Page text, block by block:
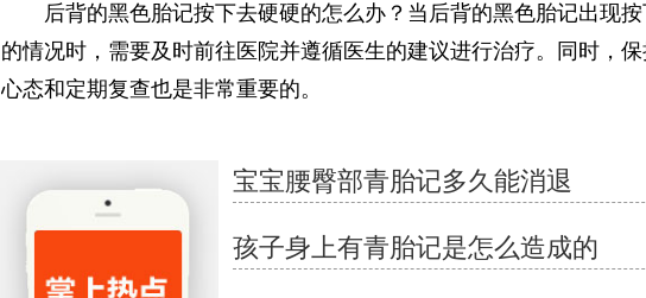
后背的黑色胎记按下去硬硬的怎么办？当后背的黑色胎记出现按
的情况时，需要及时前往医院并遵循医生的建议进行治疗。同时，
心态和定期复查也是非常重要的。
宝宝腰臀部青胎记多久能消退
孩子身上有青胎记是怎么造成的